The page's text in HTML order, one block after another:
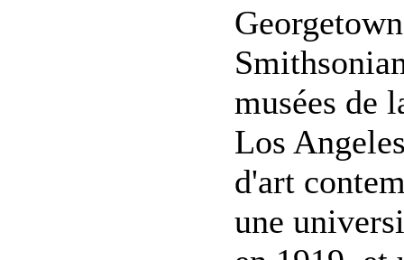
musées de
Los
d'art
une